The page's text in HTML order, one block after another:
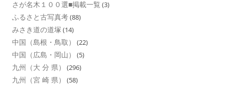
さが名木１００選■掲載一覧 (3)
ふるさと古写真考(88)
みさき道の道塚 (14)
中国（島根・鳥取） (22)
中国（広島・岡山） (5)
九州（大 分 県） (296)
九州（宮 崎 県） (58)